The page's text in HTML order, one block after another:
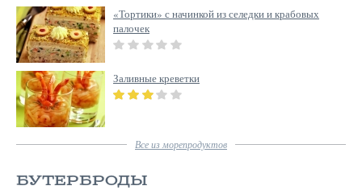
«Тортики» с начинкой из селедки и крабовых
палочек
Заливные креветки
Всеиз морепродуктов
БУТЕРБРОДЫ